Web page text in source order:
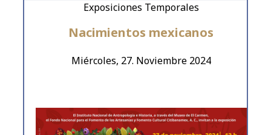
Miércoles, 27. Noviembre 2024
Nacimientos mexicanos
Exposiciones Temporales